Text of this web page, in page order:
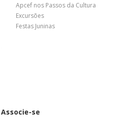
Apcef nos Passos da Cultura
Excursões
Festas Juninas
Associe-se